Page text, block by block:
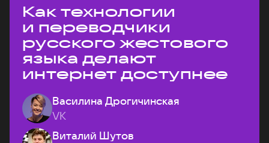
Как технологии
и переводчики
русского жестового
языка делают
интернет доступнее
Василина Дрогичинская
VK
Виталий Шутов